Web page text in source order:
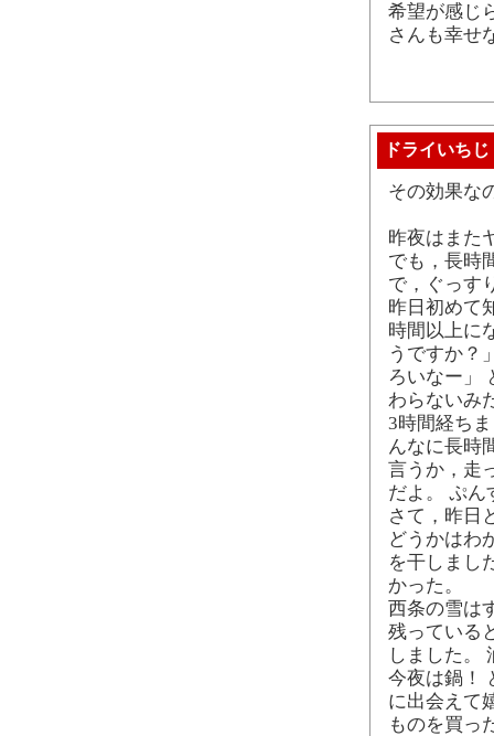
希望が感じ
さんも幸せ
ドライいちじ
その効果な
昨夜はまた
でも，長時
で，ぐっす
昨日初めて
時間以上に
うですか？
ろいなー」
わらないみ
3時間経ち
んなに長時
言うか，走
だよ。 ぷん
さて，昨日
どうかはわ
を干しまし
かった。
西条の雪は
残っている
しました。
今夜は鍋！
に出会えて
ものを買っ